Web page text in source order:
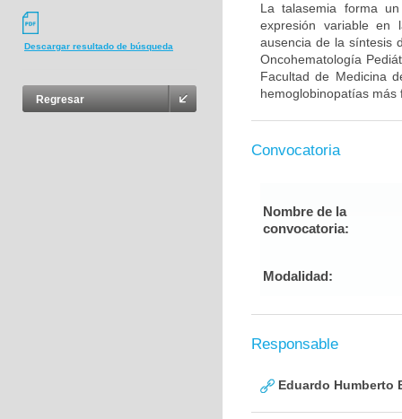
Descargar resultado de búsqueda
Regresar
La talasemia forma
expresión variable en
ausencia de la síntesis
Oncohematología
Facultad de Medicina
hemoglobinopatías más
Convocatoria
Nombre de la
convocatoria:
Modalidad:
Responsable
Eduardo Humberto